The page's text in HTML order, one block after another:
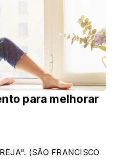
para melhorar
(SÃO FRANCISCO